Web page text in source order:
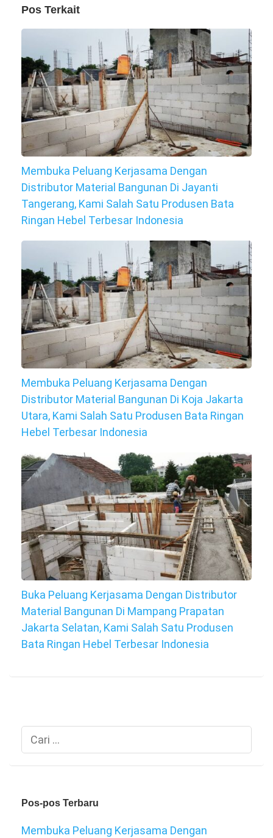
Pos Terkait
Membuka Peluang Kerjasama Dengan
Distributor Material Bangunan Di Jayanti
Tangerang, Kami Salah Satu Produsen Bata
Ringan Hebel Terbesar Indonesia
Membuka Peluang Kerjasama Dengan
Distributor Material Bangunan Di Koja Jakarta
Utara, Kami Salah Satu Produsen Bata Ringan
Hebel Terbesar Indonesia
Buka Peluang Kerjasama Dengan Distributor
Material Bangunan Di Mampang Prapatan
Jakarta Selatan, Kami Salah Satu Produsen
Bata Ringan Hebel Terbesar Indonesia
Cari
untuk:
Pos-pos Terbaru
Membuka Peluang Kerjasama Dengan